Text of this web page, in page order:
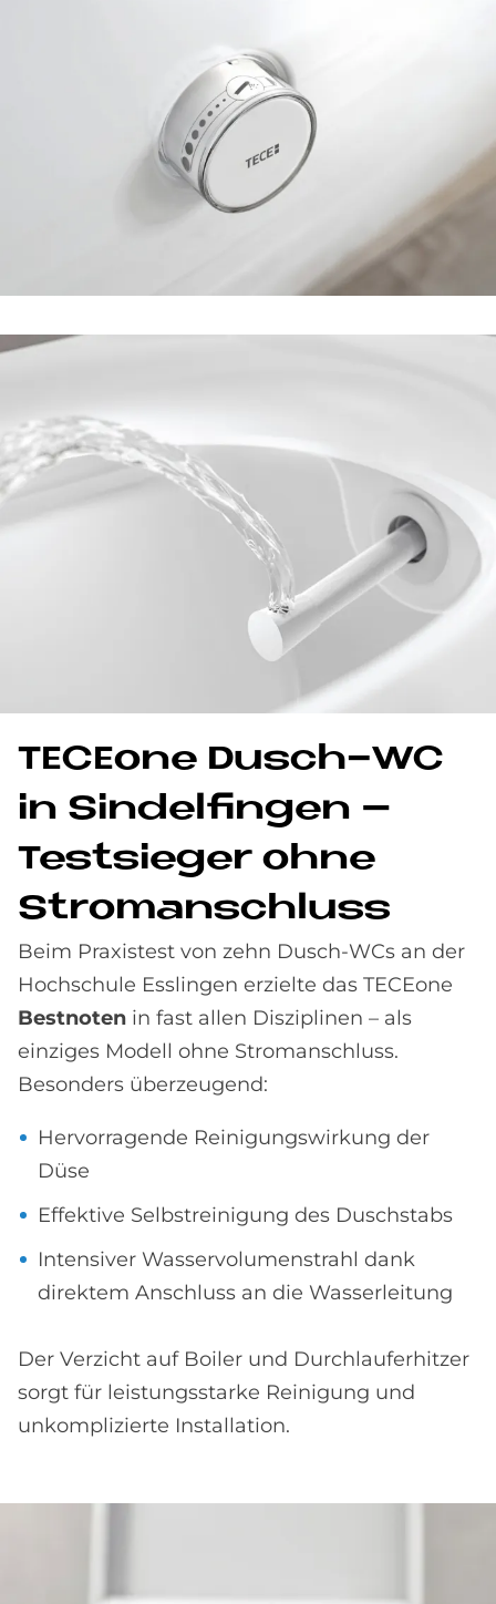
TE­CE­o­ne Dusch-WC
in Sin­del­fin­gen –
Test­sie­ger ohne
Strom­an­schluss
Beim Praxistest von zehn Dusch-WCs an der
Hochschule Esslingen erzielte das TECEone
Bestnoten in fast allen Disziplinen – als
einziges Modell ohne Stromanschluss.
Besonders überzeugend:
Hervorragende Reinigungswirkung der
Düse
Effektive Selbstreinigung des Duschstabs
Intensiver Wasservolumenstrahl dank
direktem Anschluss an die Wasserleitung
Der Verzicht auf Boiler und Durchlauferhitzer
sorgt für leistungsstarke Reinigung und
unkomplizierte Installation.